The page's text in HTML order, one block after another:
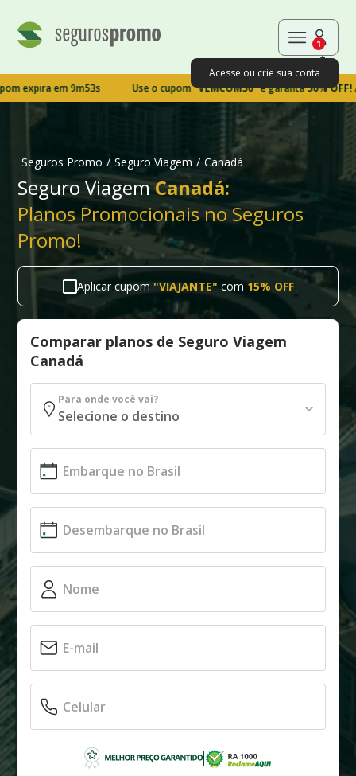
1
Acesse ou crie sua conta
em 9m52s
Use o cupom"VEMCOM30"e garanta30% OFF!
Seguros Promo / Seguro Viagem / Canadá
Seguro ViagemCanadá:
Planos Promocionais no Seguros
Promo!
Aplicar cupom "VIAJANTE" com 15% OFF
Comparar planos de Seguro Viagem
Canadá
Para onde você vai?